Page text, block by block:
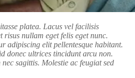
platea. Lacus vel facilisis
risus nullam eget felis eget nunc.
adipiscing elit pellentesque habitant.
donec ultrices tincidunt arcu non.
sagittis. Molestie ac feugiat sed